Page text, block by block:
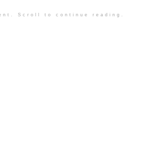
Scroll to continue reading.